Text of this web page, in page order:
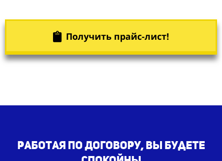
Получить прайс-лист!
работая по Договору, Вы будете